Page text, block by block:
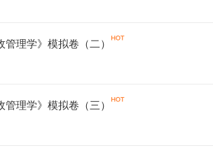
管理学》模拟卷（二）
管理学》模拟卷（三）